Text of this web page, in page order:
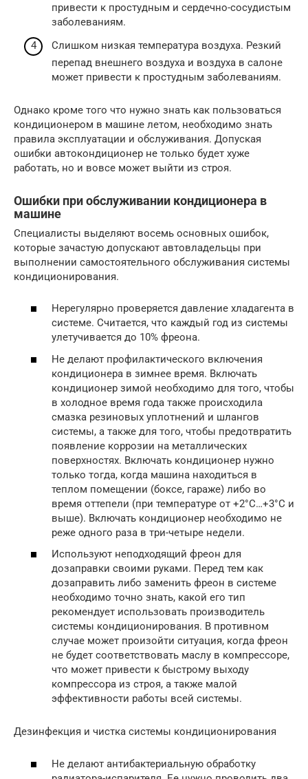
привести к простудным и сердечно-сосудистым
заболеваниям.
Слишком низкая температура воздуха. Резкий
перепад внешнего воздуха и воздуха в салоне
может привести к простудным заболеваниям.
Однако кроме того что нужно знать как пользоваться
кондиционером в машине летом, необходимо знать
правила эксплуатации и обслуживания. Допуская
ошибки автокондиционер не только будет хуже
работать, но и вовсе может выйти из строя.
Ошибки при обслуживании кондиционера в
машине
Специалисты выделяют восемь основных ошибок,
которые зачастую допускают автовладельцы при
выполнении самостоятельного обслуживания системы
кондиционирования.
Нерегулярно проверяется давление хладагента в
системе. Считается, что каждый год из системы
улетучивается до 10% фреона.
Не делают профилактического включения
кондиционера в зимнее время. Включать
кондиционер зимой необходимо для того, чтобы
в холодное время года также происходила
смазка резиновых уплотнений и шлангов
системы, а также для того, чтобы предотвратить
появление коррозии на металлических
поверхностях. Включать кондиционер нужно
только тогда, когда машина находиться в
теплом помещении (боксе, гараже) либо во
время оттепели (при температуре от +2°С…+3°С и
выше). Включать кондиционер необходимо не
реже одного раза в три-четыре недели.
Используют неподходящий фреон для
дозаправки своими руками. Перед тем как
дозаправить либо заменить фреон в системе
необходимо точно знать, какой его тип
рекомендует использовать производитель
системы кондиционирования. В противном
случае может произойти ситуация, когда фреон
не будет соответствовать маслу в компрессоре,
что может привести к быстрому выходу
компрессора из строя, а также малой
эффективности работы всей системы.
Дезинфекция и чистка системы кондиционирования
Не делают антибактериальную обработку